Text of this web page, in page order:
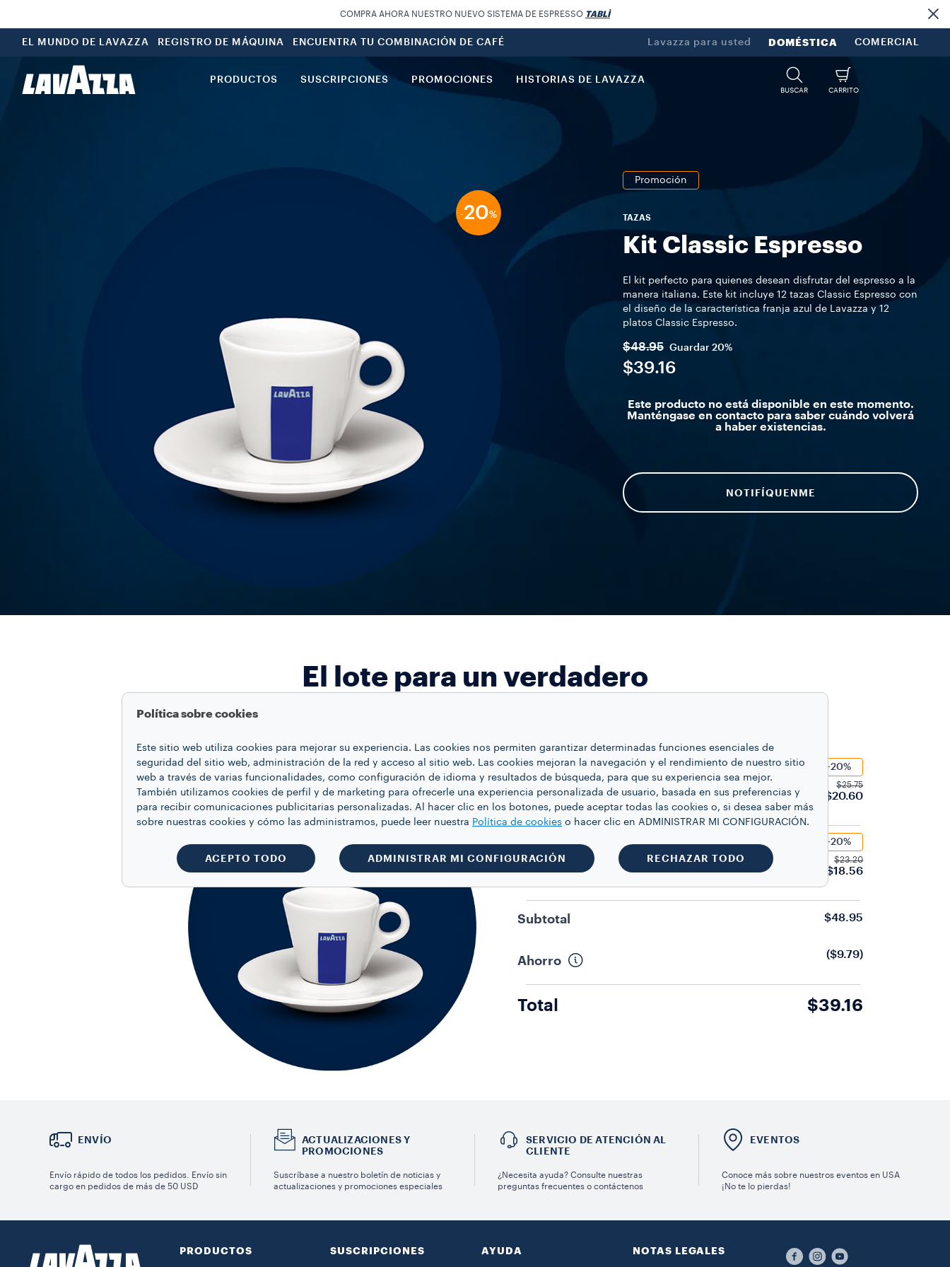
COMPRA AHORA NUESTRO NUEVO SISTEMA DE ESPRESSO TABLÌ
EL MUNDO DE LAVAZZA REGISTRO DE MÁQUINA ENCUENTRA TU COMBINACIÓN DE CAFÉ Lavazza para usted DOMÉSTICA COMERCIAL
PRODUCTOS SUSCRIPCIONES PROMOCIONES HISTORIAS DE LAVAZZA
BUSCAR CARRITO
-20%
Promoción
TAZAS
Kit Classic Espresso
El kit perfecto para quienes desean disfrutar del espresso a la
manera italiana. Este kit incluye 12 tazas Classic Espresso con
el diseño de la característica franja azul de Lavazza y 12
platos Classic Espresso.
$48.95 Guardar 20%
$39.16
Este producto no está disponible en este momento.
Manténgase en contacto para saber cuándo volverá
a haber existencias.
NOTIFÍQUENME
El lote para un verdadero
TAZAS
Taza Classic Collection Espresso
Color
Cantidad 1
-20%
$25.75
$20.60
Plato Classic Collection Espresso
Color
-20%
$23.20
$18.56
Subtotal $48.95
Ahorro ($9.79)
Total $39.16
ENVÍO
Envío rápido de todos los pedidos. Envío sin
cargo en pedidos de más de 50 USD
ACTUALIZACIONES Y
PROMOCIONES
Suscríbase a nuestro boletín de noticias y
actualizaciones y promociones especiales
SERVICIO DE ATENCIÓN AL
CLIENTE
¿Necesita ayuda? Consulte nuestras
preguntas frecuentes o contáctenos
EVENTOS
Conoce más sobre nuestros eventos en USA
¡No te lo pierdas!
PRODUCTOS SUSCRIPCIONES AYUDA NOTAS LEGALES
Política sobre cookies
Este sitio web utiliza cookies para mejorar su experiencia. Las cookies nos permiten garantizar determinadas funciones esenciales de
seguridad del sitio web, administración de la red y acceso al sitio web. Las cookies mejoran la navegación y el rendimiento de nuestro sitio
web a través de varias funcionalidades, como configuración de idioma y resultados de búsqueda, para que su experiencia sea mejor.
También utilizamos cookies de perfil y de marketing para ofrecerle una experiencia personalizada de usuario, basada en sus preferencias y
para recibir comunicaciones publicitarias personalizadas. Al hacer clic en los botones, puede aceptar todas las cookies o, si desea saber más
sobre nuestras cookies y cómo las administramos, puede leer nuestra Política de cookies o hacer clic en ADMINISTRAR MI CONFIGURACIÓN.
ACEPTO TODO ADMINISTRAR MI CONFIGURACIÓN RECHAZAR TODO